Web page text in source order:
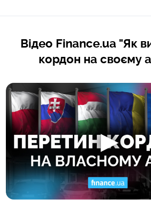
Відео Finance.ua "Як
кордон на своєму